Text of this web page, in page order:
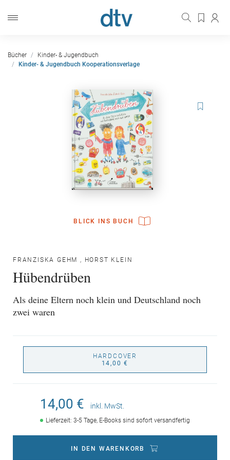
Bücher
Kinder- & Jugendbuch
Kinder- & Jugendbuch Kooperationsverlage
BLICK INS BUCH
FRANZISKA GEHM , HORST KLEIN
Hübendrüben
Als deine Eltern noch klein und Deutschland noch
zwei waren
HARDCOVER
14,00 €
14,00 € inkl. MwSt.
Lieferzeit: 3-5 Tage, E-Books sind sofort versandfertig
IN DEN WARENKORB